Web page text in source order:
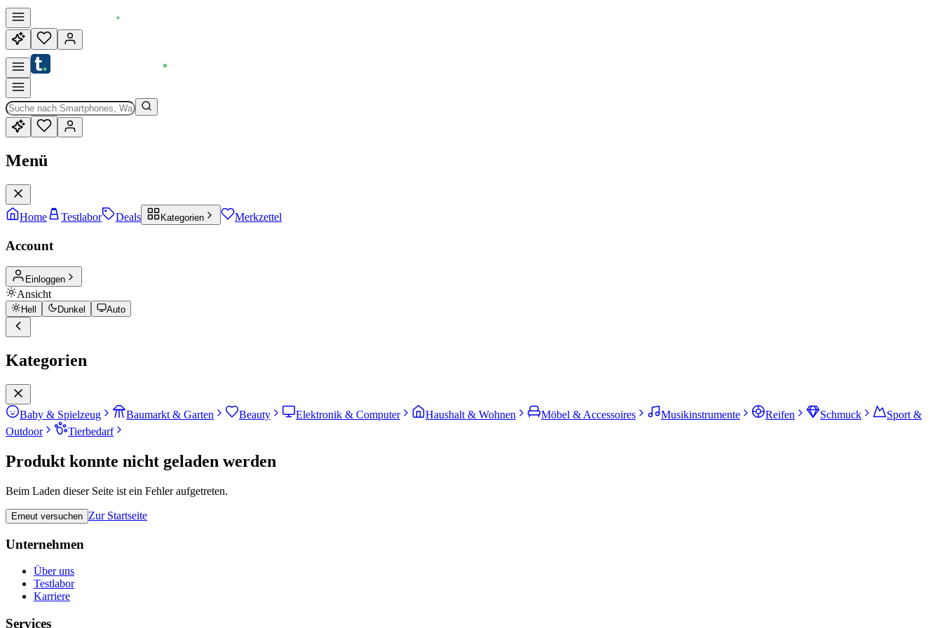
Menü
Home Testlabor Deals Kategorien Merkzettel
Account
Einloggen
Ansicht
Hell Dunkel Auto
Kategorien
Baby & Spielzeug Baumarkt & Garten Beauty Elektronik & Computer Haushalt & Wohnen Möbel & Accessoires Musikinstrumente Reifen Schmuck
Sport &
Outdoor
Tierbedarf
Produkt konnte nicht geladen werden
Beim Laden dieser Seite ist ein Fehler aufgetreten.
Erneut versuchen Zur Startseite
Unternehmen
Über uns
Testlabor
Karriere
Services